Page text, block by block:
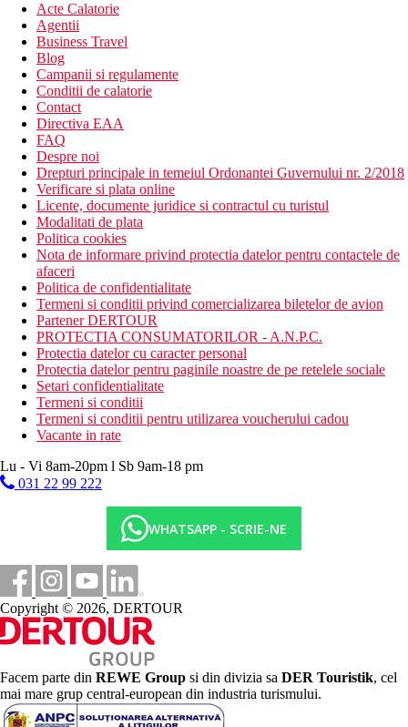
Acte Calatorie
Agentii
Business Travel
Blog
Campanii si regulamente
Conditii de calatorie
Contact
Directiva EAA
FAQ
Despre noi
Drepturi principale in temeiul Ordonantei Guvernului nr. 2/2018
Verificare si plata online
Licente, documente juridice si contractul cu turistul
Modalitati de plata
Politica cookies
Nota de informare privind protectia datelor pentru contactele de
afaceri
Politica de confidentialitate
Termeni si conditii privind comercializarea biletelor de avion
Partener DERTOUR
PROTECTIA CONSUMATORILOR - A.N.P.C.
Protectia datelor cu caracter personal
Protectia datelor pentru paginile noastre de pe retelele sociale
Setari confidentialitate
Termeni si conditii
Termeni si conditii pentru utilizarea voucherului cadou
Vacante in rate
Lu - Vi 8am-20pm l Sb 9am-18 pm
031 22 99 222
WHATSAPP - SCRIE-NE
Copyright © 2026, DERTOUR
Facem parte din REWE Group si din divizia sa DER Touristik, cel
mai mare grup central-european din industria turismului.